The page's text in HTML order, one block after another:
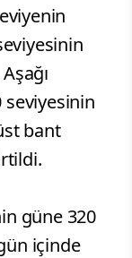
seviyesinin
bant
güne 320
içinde